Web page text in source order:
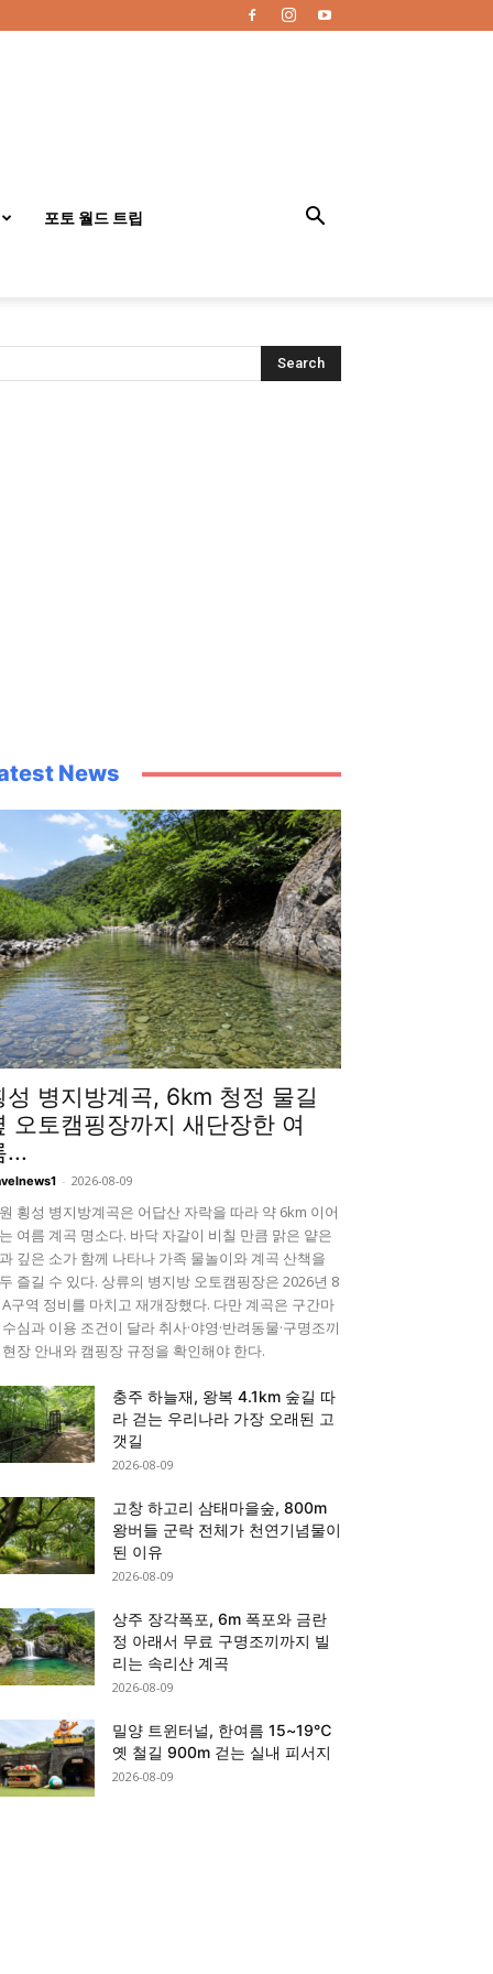
포토 월드 트립
News
성 병지방계곡, 6km 청정 물길
오토캠핑장까지 새단장한 여
...
- 2026-08-09
횡성 병지방계곡은 어답산 자락을 따라 약 6km 이어
여름 계곡 명소다. 바닥 자갈이 비칠 만큼 맑은 얕은
깊은 소가 함께 나타나 가족 물놀이와 계곡 산책을
즐길 수 있다. 상류의 병지방 오토캠핑장은 2026년 8
구역 정비를 마치고 재개장했다. 다만 계곡은 구간마
심과 이용 조건이 달라 취사·야영·반려동물·구명조끼
장 안내와 캠핑장 규정을 확인해야 한다.
충주 하늘재, 왕복 4.1km 숲길 따
라 걷는 우리나라 가장 오래된 고
갯길
2026-08-09
고창 하고리 삼태마을숲, 800m
왕버들 군락 전체가 천연기념물이
된 이유
2026-08-09
상주 장각폭포, 6m 폭포와 금란
정 아래서 무료 구명조끼까지 빌
리는 속리산 계곡
2026-08-09
밀양 트윈터널, 한여름 15~19℃
옛 철길 900m 걷는 실내 피서지
2026-08-09